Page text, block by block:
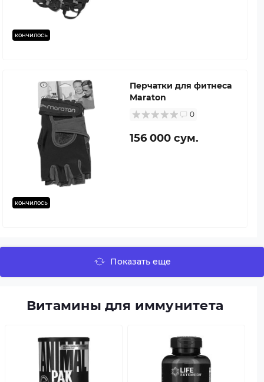
кончилось
кончилось
Перчатки для фитнеса
Maraton
0
156 000 сум.
Показать еще
Витамины для иммунитета